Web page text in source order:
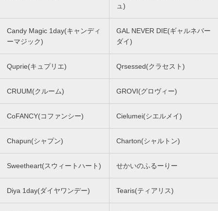
ュ)
Candy Magic 1day(キャンディ
ーマジック)
GAL NEVER DIE(ギャルネバー
ダイ)
Quprie(キュプリエ) Qrsessed(クラセスト)
CRUUM(クルーム) GROVI(グロヴィー)
CoFANCY(コファンシー) Cielumei(シエルメイ)
Chapun(シャプン) Charton(シャルトン)
Sweetheart(スウィートハート) せかいのふるーりー
Diya 1day(ダイヤワンデー) Tearis(ティアリス)